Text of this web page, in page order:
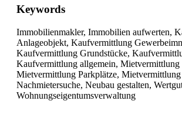
Keywords
Immobilienmakler, Immobilien aufwerten,
Anlageobjekt, Kaufvermittlung
Kaufvermittlung Grundstücke,
Kaufvermittlung allgemein, Mietvermittlung
Mietvermittlung Parkplätze, Mietvermittlung
Nachmietersuche, Neubau gestalten,
Wohnungseigentumsverwaltung